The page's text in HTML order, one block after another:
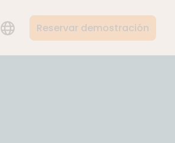
LANGUAGEReservar demostración